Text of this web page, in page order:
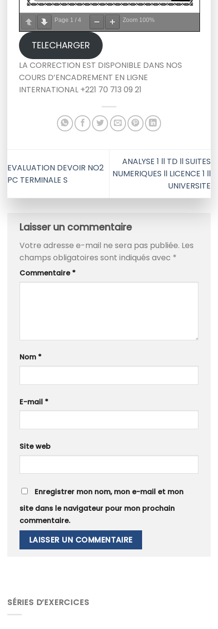
SÉRIES D’EXERCICES
Page 1 / 4 Zoom 100%
TELECHARGER
LA CORRECTION EST DISPONIBLE DANS NOS
COURS D’ENCADREMENT EN LIGNE
INTERNATIONAL +221 70 713 09 21
EVALUATION DEVOIR NO2
PC TERMINALE S
ANALYSE 1 ll TD ll SUITES
NUMERIQUES ll LICENCE 1 ll
UNIVERSITE
Laisser un commentaire
Votre adresse e-mail ne sera pas publiée. Les
champs obligatoires sont indiqués avec *
Commentaire *
Nom *
E-mail *
Site web
Enregistrer mon nom, mon e-mail et mon
site dans le navigateur pour mon prochain
commentaire.